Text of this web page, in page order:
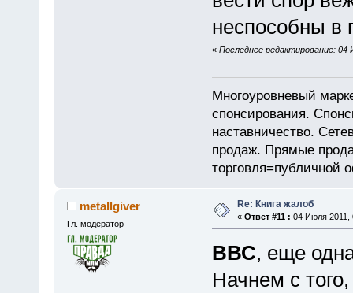
неспособны в
« Последнее редактирование:
Многоуровневый
спонсирования.
наставничество.
продаж. Прямые
торговля=публичной
metallgiver
Гл. модератор
Re: Книга жалоб
« Ответ #11 : 04 Июля 2011,
ВВС, еще
Начнем с